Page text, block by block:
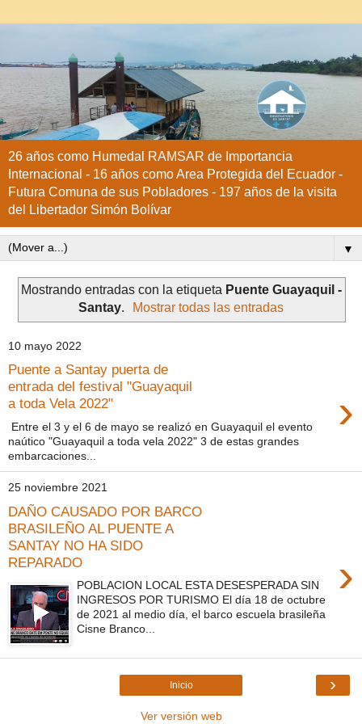
26 años como Humedal RAMSAR de Importancia
Internacional - 16 años como Area Protegida del Ecuador -
Futura Comuna de sus Pobladores - 197 años de la visita
del Libertador Simón Bolívar
▼
Mostrando entradas con la etiqueta Puente Guayaquil -
Santay. Mostrar todas las entradas
10 mayo 2022
Puente a Santay puerta de
entrada del festival "Guayaquil
a toda Vela 2022"
›
Entre el 3 y el 6 de mayo se realizó en Guayaquil el evento
naútico "Guayaquil a toda vela 2022" 3 de estas grandes
embarcaciones...
25 noviembre 2021
DAÑO CAUSADO POR BARCO
BRASILEÑO AL PUENTE A
SANTAY NO HA SIDO
REPARADO
›
POBLACION LOCAL ESTA DESESPERADA SIN
INGRESOS POR TURISMO El día 18 de octubre
de 2021 al medio día, el barco escuela brasileña
Cisne Branco...
›
Inicio
Ver versión web